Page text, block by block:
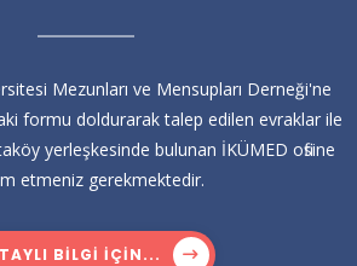
Mezunları ve Mensupları Derneği'ne
formu doldurarak talep edilen evraklar ile
yerleşkesinde bulunan İKÜMED ofisine
etmeniz gerekmektedir.
BILGI IÇIN...